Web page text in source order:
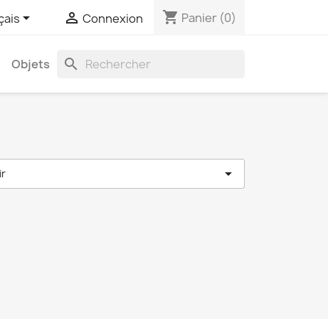
  Connexion shopping_cart Panier (0)
Objets search
